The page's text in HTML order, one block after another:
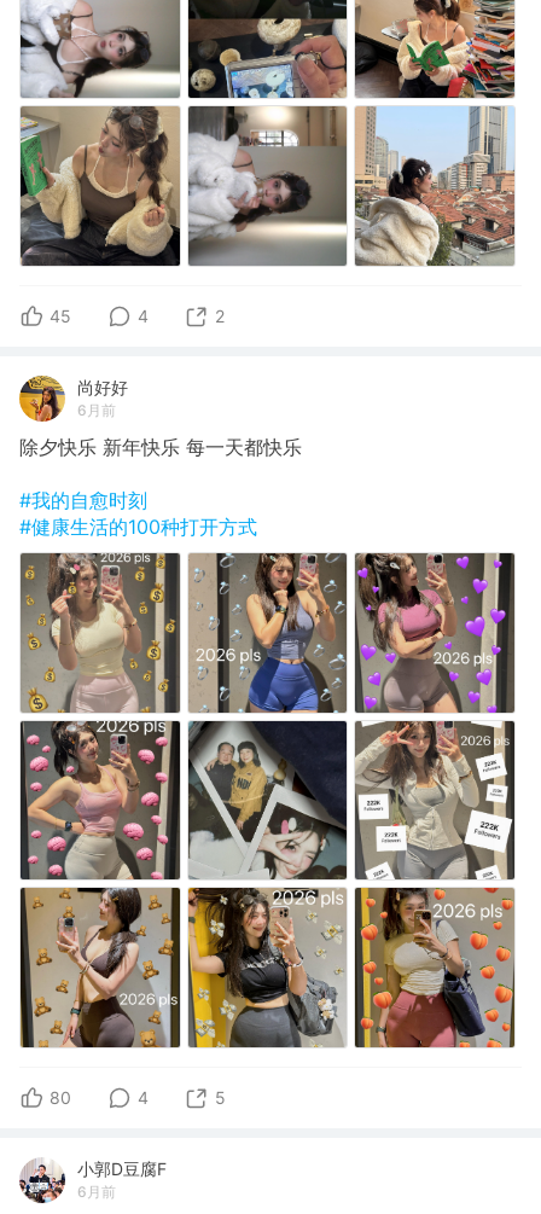
45 4 2
尚好好
6月前
除夕快乐 新年快乐 每一天都快乐
#我的自愈时刻
#健康生活的100种打开方式
80 4 5
小郭D豆腐F
6月前